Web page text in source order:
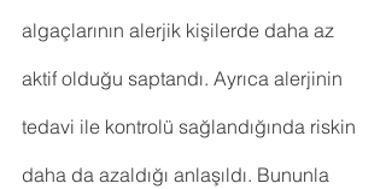
algaçlarının alerjik kişilerde daha az
aktif olduğu saptandı. Ayrıca alerjinin
tedavi ile kontrolü sağlandığında riskin
daha da azaldığı anlaşıldı. Bununla